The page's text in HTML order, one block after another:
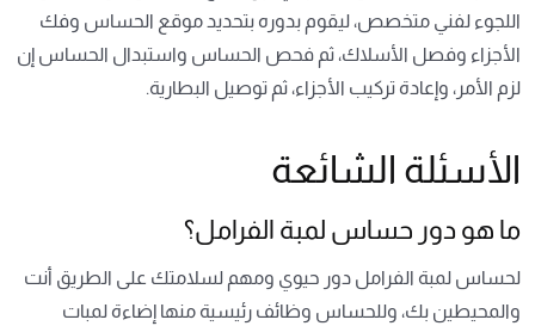
اللجوء لفني متخصص، ليقوم بدوره بتحديد موقع الحساس وفك
الأجزاء وفصل الأسلاك، ثم فحص الحساس واستبدال الحساس إن
لزم الأمر، وإعادة تركيب الأجزاء، ثم توصيل البطارية.
الأسئلة الشائعة
ما هو دور حساس لمبة الفرامل؟
لحساس لمبة الفرامل دور حيوي ومهم لسلامتك على الطريق أنت
والمحيطين بك، وللحساس وظائف رئيسية منها إضاءة لمبات